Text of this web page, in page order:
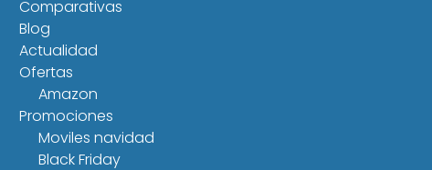
Comparativas
Blog
Actualidad
Ofertas
Amazon
Promociones
Moviles navidad
Black Friday